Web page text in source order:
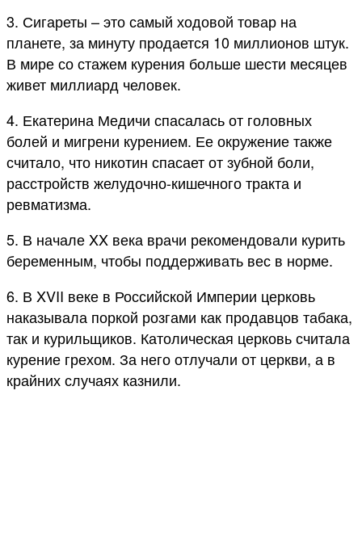
3. Сигареты – это самый ходовой товар на
планете, за минуту продается 10 миллионов штук.
В мире со стажем курения больше шести месяцев
живет миллиард человек.
4. Екатерина Медичи спасалась от головных
болей и мигрени курением. Ее окружение также
считало, что никотин спасает от зубной боли,
расстройств желудочно-кишечного тракта и
ревматизма.
5. В начале XX века врачи рекомендовали курить
беременным, чтобы поддерживать вес в норме.
6. В XVII веке в Российской Империи церковь
наказывала поркой розгами как продавцов табака,
так и курильщиков. Католическая церковь считала
курение грехом. За него отлучали от церкви, а в
крайних случаях казнили.